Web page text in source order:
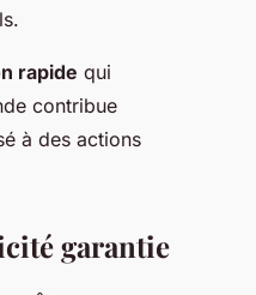
rapide qui
contribue
à des actions
garantie